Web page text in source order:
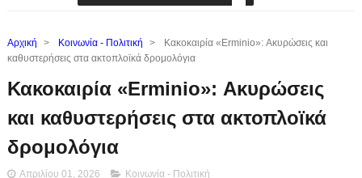
Αρχική > Κοινωνία - Πολιτική >
Κακοκαιρία «Erminio»: Ακυρώσεις και
καθυστερήσεις στα ακτοπλοϊκά δρομολόγια
Κακοκαιρία «Erminio»: Ακυρώσεις
και καθυστερήσεις στα ακτοπλοϊκά
δρομολόγια
Απριλίου 01, 2026 Κοινωνία - Πολιτική